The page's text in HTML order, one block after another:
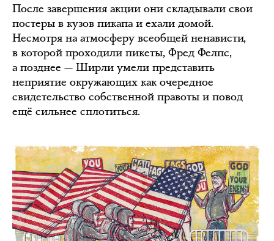
После завершения акции они складывали свои
постеры в кузов пикапа и ехали домой.
Несмотря на атмосферу всеобщей ненависти,
в которой проходили пикеты, Фред Фелпс,
а позднее — Ширли умели представить
неприятие окружающих как очередное
свидетельство собственной правоты и повод
ещё сильнее сплотиться.